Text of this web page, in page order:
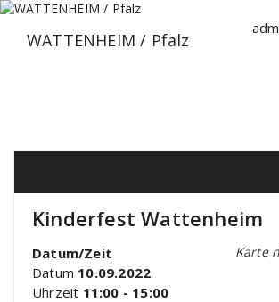
Zum
springenWATTENHEIM / Pfalz
Kinderfest Wattenheim
Karte
Datum/Zeit
Datum 10.09.2022
Uhrzeit 11:00 - 15:00